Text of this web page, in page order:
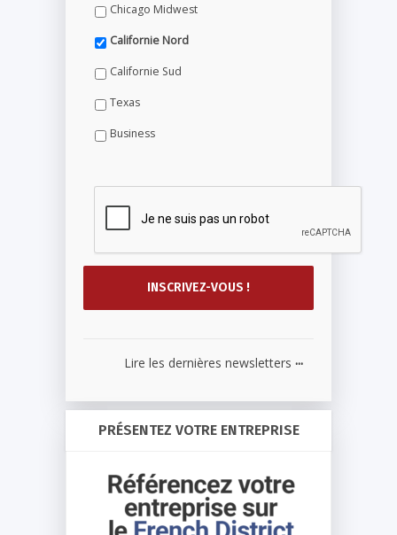
Chicago Midwest
Californie Nord
Californie Sud
Texas
Business
Lire les dernières newsletters ...
PRÉSENTEZ VOTRE ENTREPRISE